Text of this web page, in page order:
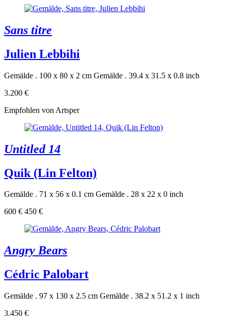
Sans titre
Julien Lebbihi
Gemälde . 100 x 80 x 2 cm Gemälde . 39.4 x 31.5 x 0.8 inch
3.200 €
Empfohlen von Artsper
Untitled 14
Quik (Lin Felton)
Gemälde . 71 x 56 x 0.1 cm Gemälde . 28 x 22 x 0 inch
600 € 450 €
Angry Bears
Cédric Palobart
Gemälde . 97 x 130 x 2.5 cm Gemälde . 38.2 x 51.2 x 1 inch
3.450 €